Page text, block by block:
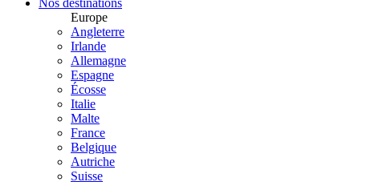
Nos destinations
Europe
Angleterre
Irlande
Allemagne
Espagne
Écosse
Italie
Malte
France
Belgique
Autriche
Suisse